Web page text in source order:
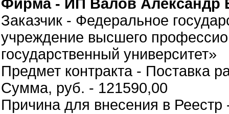
Фирма - ИП Валов Александр
Заказчик - Федеральное
учреждение высшего
государственный университет»
Предмет контракта - Поставка
Сумма, руб. - 121590,00
Причина для внесения в Реестр